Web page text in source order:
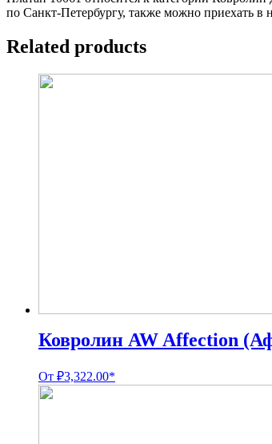
по Санкт-Петербургу, также можно приехать
Related products
Ковролин AW Affection
От ₽3,322.00*